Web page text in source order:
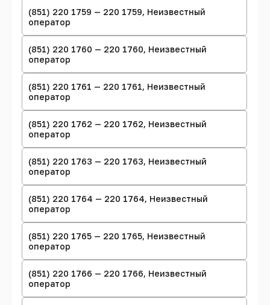
(851) 220 1759 — 220 1759, Неизвестный
оператор
(851) 220 1760 — 220 1760, Неизвестный
оператор
(851) 220 1761 — 220 1761, Неизвестный
оператор
(851) 220 1762 — 220 1762, Неизвестный
оператор
(851) 220 1763 — 220 1763, Неизвестный
оператор
(851) 220 1764 — 220 1764, Неизвестный
оператор
(851) 220 1765 — 220 1765, Неизвестный
оператор
(851) 220 1766 — 220 1766, Неизвестный
оператор